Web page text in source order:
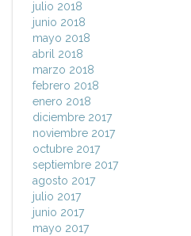
julio 2018
junio 2018
mayo 2018
abril 2018
marzo 2018
febrero 2018
enero 2018
diciembre 2017
noviembre 2017
octubre 2017
septiembre 2017
agosto 2017
julio 2017
junio 2017
mayo 2017